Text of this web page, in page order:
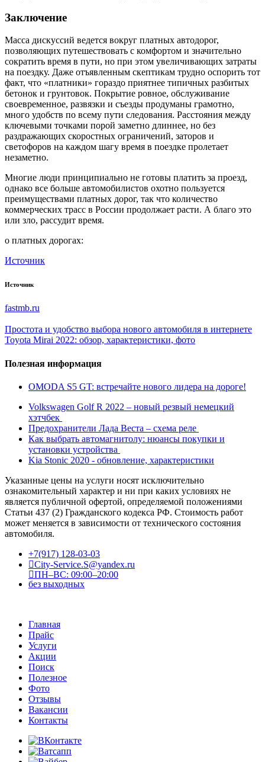
Заключение
Масса дискуссий ведется вокруг платных автодорог,
позволяющих путешествовать с комфортом и значительно
сократить время в пути, но при этом увеличивающих затраты
на поездку. Даже отъявленным скептикам трудно оспорить тот
факт, что «платники» гораздо приятнее типичных разбитых
бетонок и грунтовок. Покрытие ровное, обслуживание
своевременное, развязки и съезды продуманы грамотно,
много удобств по всему пути следования. Расстояния между
ключевыми точками порой заметно длиннее, но без
раздражающих скоростных ограничений, заторов и
светофоров на каждом шагу время в поездке пролетает
незаметно.
Многие люди принципиально не готовы платить за проезд,
однако все больше автомобилистов охотно пользуется
преимуществами платных дорог, так что количество
коммерческих трасс в России продолжает расти. А благо это
или зло, рассудит время.
о платных дорогах:
Источник
Источник
fastmb.ru
Простота и удобство выбора нового автомобиля в интернете
Toyota Mirai 2022: обзор, характеристики, фото
Полезная информация
OMODA S5 GT: встречайте нового лидера на дороге!
Volkswagen Golf R 2022 – новый резвый немецкий
хэтчбек
Предохранители Лада Веста – схема реле
Как выбрать автомагнитолу: нюансы покупки и
установки устройства
Kia Stonic 2020 - обновление, характеристики
Указанные цены на услуги носят исключительно
ознакомительный характер и ни при каких условиях не
является публичной офертой, определяемой положениями
Статьи 437 (2) Гражданского кодекса РФ. Стоимость работ
может меняется в зависимости от технического состояния
автомобиля.
+7(917) 128-03-03
City-Service.S@yandex.ru
ПН–ВС: 09:00–20:00
без выходных
Главная
Прайс
Услуги
Акции
Поиск
Полезное
Фото
Отзывы
Вакансии
Контакты